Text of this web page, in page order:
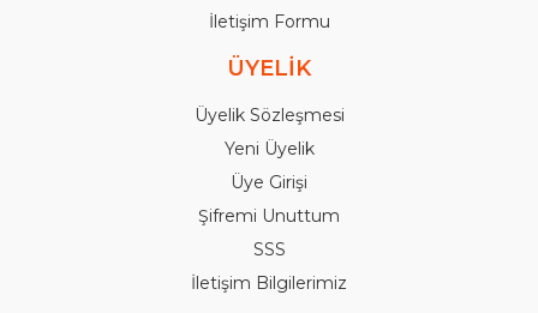
İletişim Formu
ÜYELİK
Üyelik Sözleşmesi
Yeni Üyelik
Üye Girişi
Şifremi Unuttum
SSS
İletişim Bilgilerimiz